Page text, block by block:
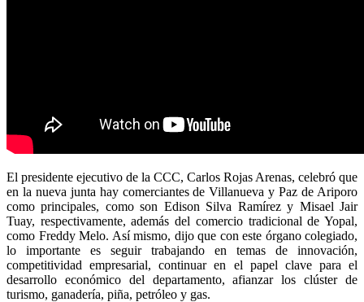
El presidente ejecutivo de la CCC, Carlos Rojas Arenas, celebró que
en la nueva junta hay comerciantes de Villanueva y Paz de Ariporo
como principales, como son Edison Silva Ramírez y Misael Jair
Tuay, respectivamente, además del comercio tradicional de Yopal,
como Freddy Melo. Así mismo, dijo que con este órgano colegiado,
lo importante es seguir trabajando en temas de innovación,
competitividad empresarial, continuar en el papel clave para el
desarrollo económico del departamento, afianzar los clúster de
turismo, ganadería, piña, petróleo y gas.